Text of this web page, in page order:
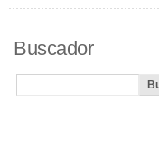
Buscador